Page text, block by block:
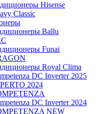
Hisense
Classic
Ballu
Funai
Royal Clima
DC Inverter 2025
2024
DC Inverter 2024
NEW